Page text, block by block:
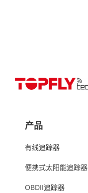
产品
有线追踪器
便携式太阳能追踪器
OBDII追踪器